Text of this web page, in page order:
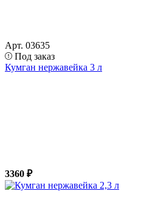
Арт. 03635
Под заказ
Кумган нержавейка 3 л
3360 ₽